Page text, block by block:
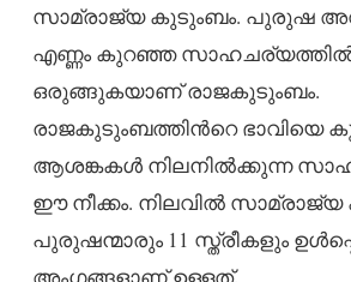
സാമ്രാജ്യ കുടുംബം. പുരുഷ
എണ്ണം കുറഞ്ഞ സാഹചര്യത്തിൽ
ഒരുങ്ങുകയാണ് രാജകുടുംബം.
രാജകുടുംബത്തിന്‍റെ ഭാവിയെ
ആശങ്കകൾ നിലനിൽക്കുന്ന
ഈ നീക്കം. നിലവിൽ
പുരുഷന്മാരും 11 സ്ത്രീകളും
അംഗങ്ങളാണ് ഉള്ളത്.